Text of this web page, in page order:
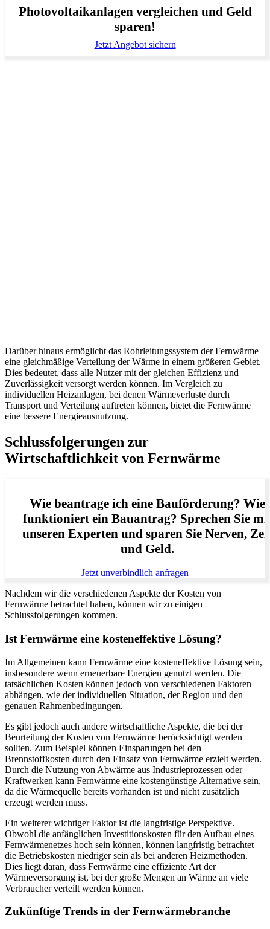
Photovoltaikanlagen vergleichen und Geld
sparen!
Jetzt Angebot sichern
Darüber hinaus ermöglicht das Rohrleitungssystem der Fernwärme
eine gleichmäßige Verteilung der Wärme in einem größeren Gebiet.
Dies bedeutet, dass alle Nutzer mit der gleichen Effizienz und
Zuverlässigkeit versorgt werden können. Im Vergleich zu
individuellen Heizanlagen, bei denen Wärmeverluste durch
Transport und Verteilung auftreten können, bietet die Fernwärme
eine bessere Energieausnutzung.
Schlussfolgerungen zur
Wirtschaftlichkeit von Fernwärme
Wie beantrage ich eine Bauförderung? Wie
funktioniert ein Bauantrag? Sprechen Sie
unseren Experten und sparen Sie Nerven,
und Geld.
Jetzt unverbindlich anfragen
Nachdem wir die verschiedenen Aspekte der Kosten von
Fernwärme betrachtet haben, können wir zu einigen
Schlussfolgerungen kommen.
Ist Fernwärme eine kosteneffektive Lösung?
Im Allgemeinen kann Fernwärme eine kosteneffektive Lösung sein,
insbesondere wenn erneuerbare Energien genutzt werden. Die
tatsächlichen Kosten können jedoch von verschiedenen Faktoren
abhängen, wie der individuellen Situation, der Region und den
genauen Rahmenbedingungen.
Es gibt jedoch auch andere wirtschaftliche Aspekte, die bei der
Beurteilung der Kosten von Fernwärme berücksichtigt werden
sollten. Zum Beispiel können Einsparungen bei den
Brennstoffkosten durch den Einsatz von Fernwärme erzielt werden.
Durch die Nutzung von Abwärme aus Industrieprozessen oder
Kraftwerken kann Fernwärme eine kostengünstige Alternative sein,
da die Wärmequelle bereits vorhanden ist und nicht zusätzlich
erzeugt werden muss.
Ein weiterer wichtiger Faktor ist die langfristige Perspektive.
Obwohl die anfänglichen Investitionskosten für den Aufbau eines
Fernwärmenetzes hoch sein können, können langfristig betrachtet
die Betriebskosten niedriger sein als bei anderen Heizmethoden.
Dies liegt daran, dass Fernwärme eine effiziente Art der
Wärmeversorgung ist, bei der große Mengen an Wärme an viele
Verbraucher verteilt werden können.
Zukünftige Trends in der Fernwärmebranche